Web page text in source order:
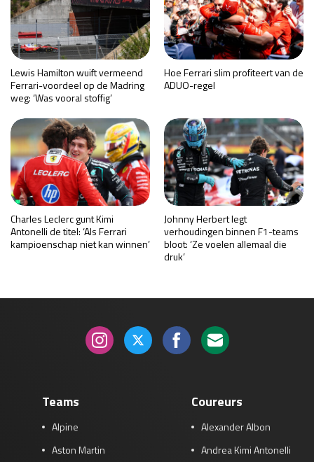
Lewis Hamilton wuift vermeend
Ferrari-voordeel op de Madring
weg: ‘Was vooral stoffig’
Hoe Ferrari slim profiteert van de
ADUO-regel
Charles Leclerc gunt Kimi
Antonelli de titel: ‘Als Ferrari
kampioenschap niet kan winnen’
Johnny Herbert legt
verhoudingen binnen F1-teams
bloot: ‘Ze voelen allemaal die
druk’
Teams
Alpine
Aston Martin
Coureurs
Alexander Albon
Andrea Kimi Antonelli